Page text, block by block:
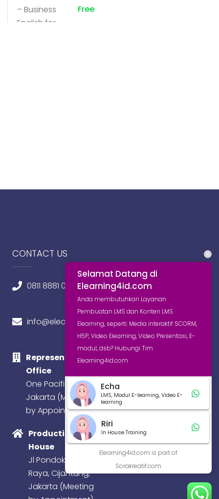
Free
CONTACT US
0811 8881 0580
info@elearning4id.com
Representative
Office
One Pacific Place,
Jakarta (Meeting
by Appointment)
Production
House
Jl Pondok Baru
Raya, Cijantung,
Jakarta (Meeting
Selamat Datang di
Elearning4id.com
Anda membutuhkan Layanan
Pembuatan LMS dan Konten LMS
Elearning, seperti: Media interaktif SCORM,
H5P, Video Elearning, Video Presentasi, E-
modul, dsb? Hubungi Tim
Elearning4id.com
Echa
LMS, Modul E-learning, Video E-
learning
Riri
In House Training
Elearning4id.com is part of
Sorakreatif.com